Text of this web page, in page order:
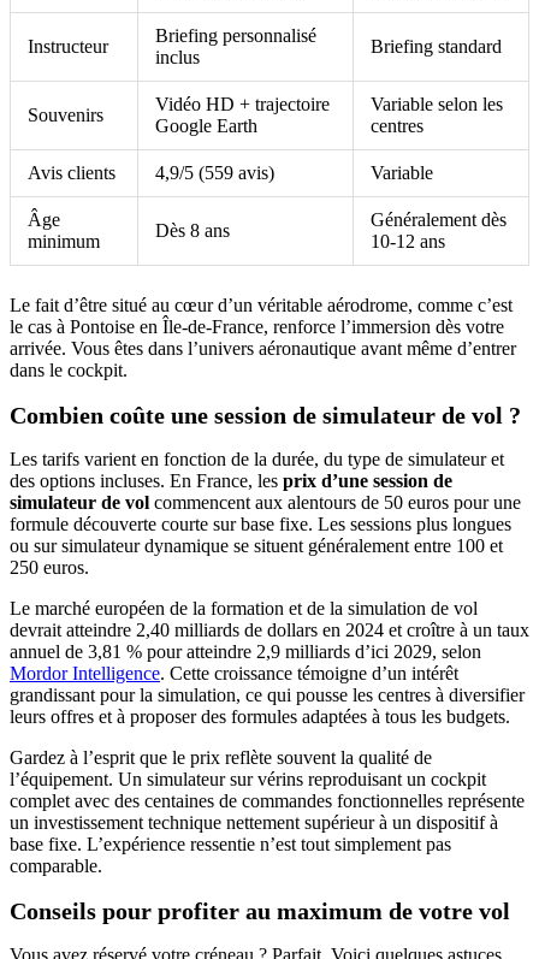
Instructeur
Briefing personnalisé
inclus
Briefing standard
Souvenirs
Vidéo HD + trajectoire
Google Earth
Variable selon les
centres
Avis clients 4,9/5 (559 avis) Variable
Âge
minimum
Dès 8 ans
Généralement dès
10-12 ans
Le fait d’être situé au cœur d’un véritable aérodrome, comme c’est
le cas à Pontoise en Île-de-France, renforce l’immersion dès votre
arrivée. Vous êtes dans l’univers aéronautique avant même d’entrer
dans le cockpit.
Combien coûte une session de simulateur de vol ?
Les tarifs varient en fonction de la durée, du type de simulateur et
des options incluses. En France, les prix d’une session de
simulateur de vol commencent aux alentours de 50 euros pour une
formule découverte courte sur base fixe. Les sessions plus longues
ou sur simulateur dynamique se situent généralement entre 100 et
250 euros.
Le marché européen de la formation et de la simulation de vol
devrait atteindre 2,40 milliards de dollars en 2024 et croître à un taux
annuel de 3,81 % pour atteindre 2,9 milliards d’ici 2029, selon
Mordor Intelligence. Cette croissance témoigne d’un intérêt
grandissant pour la simulation, ce qui pousse les centres à diversifier
leurs offres et à proposer des formules adaptées à tous les budgets.
Gardez à l’esprit que le prix reflète souvent la qualité de
l’équipement. Un simulateur sur vérins reproduisant un cockpit
complet avec des centaines de commandes fonctionnelles représente
un investissement technique nettement supérieur à un dispositif à
base fixe. L’expérience ressentie n’est tout simplement pas
comparable.
Conseils pour profiter au maximum de votre vol